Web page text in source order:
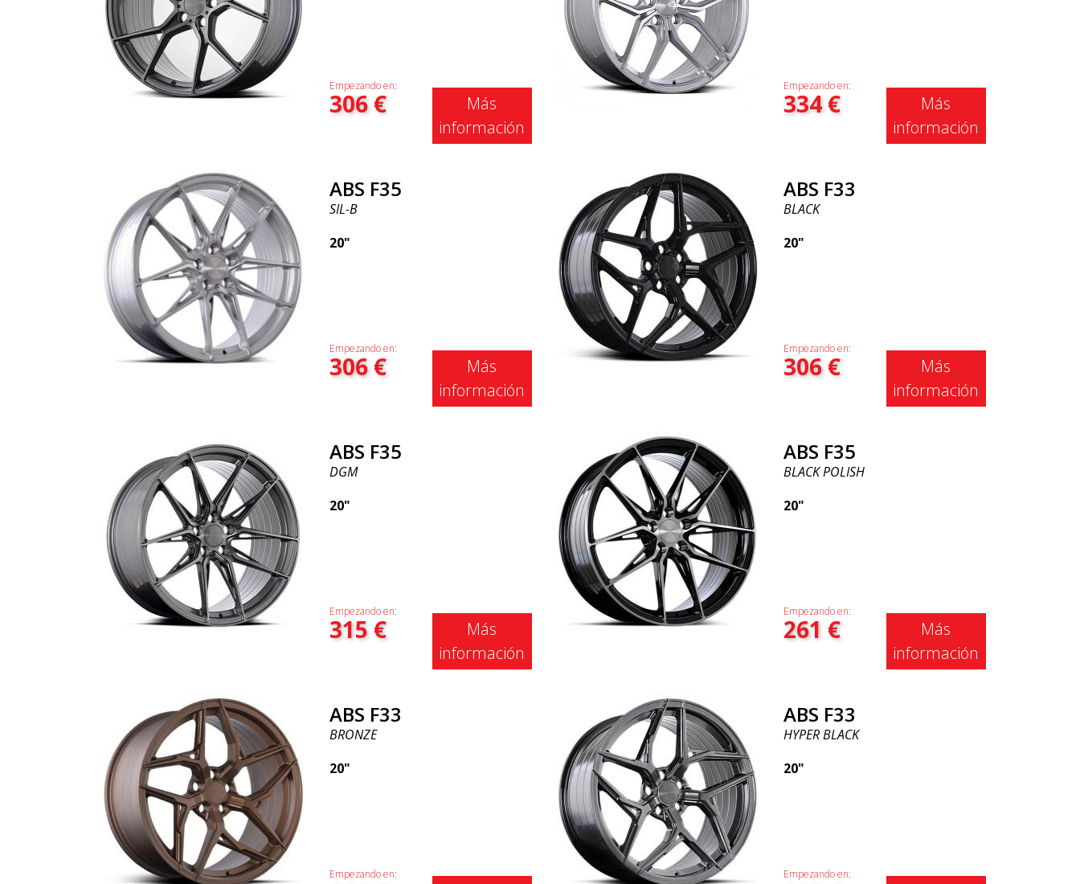
Empezando en:
306€
Más
información
Empezando en:
334€
Más
información
ABS F35
SIL-B
20"
Empezando en:
306€
Más
información
ABS F33
BLACK
20"
Empezando en:
306€
Más
información
ABS F35
DGM
20"
Empezando en:
315€
Más
información
ABS F35
BLACK POLISH
20"
Empezando en:
261 €
Más
información
ABS F33
BRONZE
20"
Empezando en:
ABS F33
HYPER BLACK
20"
Empezando en: